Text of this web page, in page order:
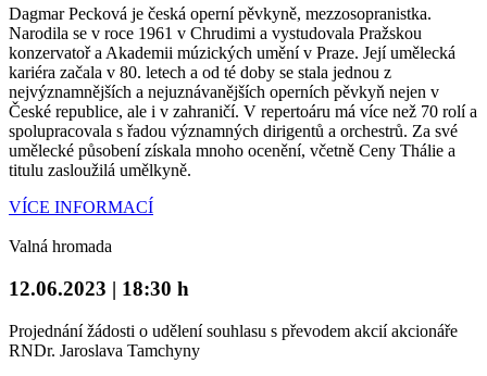
Dagmar Pecková je česká operní pěvkyně, mezzosopranistka.
Narodila se v roce 1961 v Chrudimi a vystudovala Pražskou
konzervatoř a Akademii múzických umění v Praze. Její umělecká
kariéra začala v 80. letech a od té doby se stala jednou z
nejvýznamnějších a nejuznávanějších operních pěvkyň nejen v
České republice, ale i v zahraničí. V repertoáru má více než 70 rolí a
spolupracovala s řadou významných dirigentů a orchestrů. Za své
umělecké působení získala mnoho ocenění, včetně Ceny Thálie a
titulu zasloužilá umělkyně.
VÍCE INFORMACÍ
Valná hromada
12.06.2023 | 18:30 h
Projednání žádosti o udělení souhlasu s převodem akcií akcionáře
RNDr. Jaroslava Tamchyny